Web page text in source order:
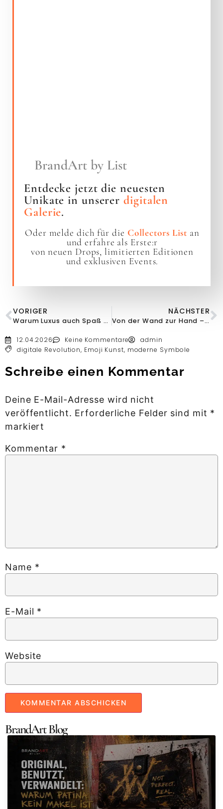
BrandArt by List
Entdecke jetzt die neuesten
Unikate in unsererdigitalen
Galerie.
Oder melde dich für die Collectors List an
und erfahre als Erste:r
von neuen Drops, limitierten Editionen
und exklusiven Events.
VORIGER
Warum Luxus auch Spaß machen darf
NÄCHSTER
Von der Wand zur Hand – Kunst im Alltag
12.04.2026 Keine Kommentare
admin
digitale Revolution, Emoji Kunst, moderne Symbole
Schreibe einen Kommentar
Deine E-Mail-Adresse wird nicht
veröffentlicht. Erforderliche Felder sind mit *
markiert
Kommentar *
Name *
E-Mail *
Website
BrandArt Blog